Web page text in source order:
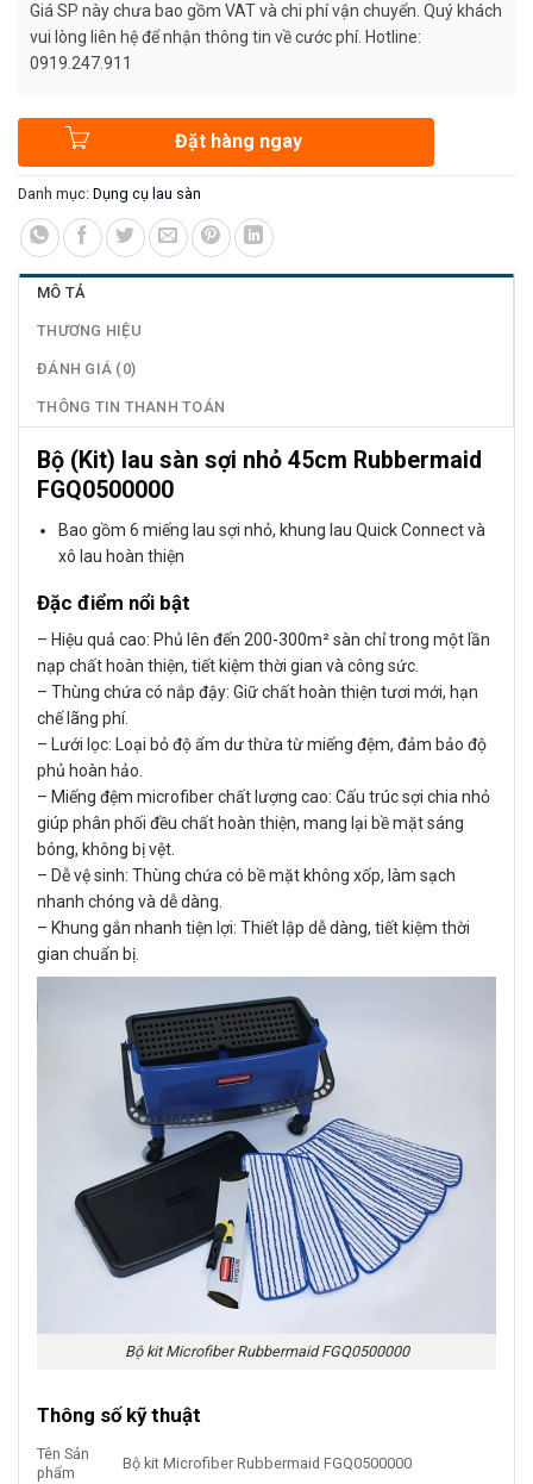
Giá SP này chưa bao gồm VAT và chi phí vận chuyển. Quý khách
vui lòng liên hệ để nhận thông tin về cước phí. Hotline:
0919.247.911
Đặt hàng ngay
Danh mục: Dụng cụ lau sàn
MÔ TẢ
THƯƠNG HIỆU
ĐÁNH GIÁ (0)
THÔNG TIN THANH TOÁN
Bộ (Kit) lau sàn sợi nhỏ 45cm Rubbermaid
FGQ0500000
Bao gồm 6 miếng lau sợi nhỏ, khung lau Quick Connect và
xô lau hoàn thiện
Đặc điểm nổi bật
– Hiệu quả cao: Phủ lên đến 200-300m² sàn chỉ trong một lần
nạp chất hoàn thiện, tiết kiệm thời gian và công sức.
– Thùng chứa có nắp đậy: Giữ chất hoàn thiện tươi mới, hạn
chế lãng phí.
– Lưới lọc: Loại bỏ độ ẩm dư thừa từ miếng đệm, đảm bảo độ
phủ hoàn hảo.
– Miếng đệm microfiber chất lượng cao: Cấu trúc sợi chia nhỏ
giúp phân phối đều chất hoàn thiện, mang lại bề mặt sáng
bóng, không bị vệt.
– Dễ vệ sinh: Thùng chứa có bề mặt không xốp, làm sạch
nhanh chóng và dễ dàng.
– Khung gắn nhanh tiện lợi: Thiết lập dễ dàng, tiết kiệm thời
gian chuẩn bị.
Bộ kit Microfiber Rubbermaid FGQ0500000
Thông số kỹ thuật
Tên Sản
phẩm
Bộ kit Microfiber Rubbermaid FGQ0500000